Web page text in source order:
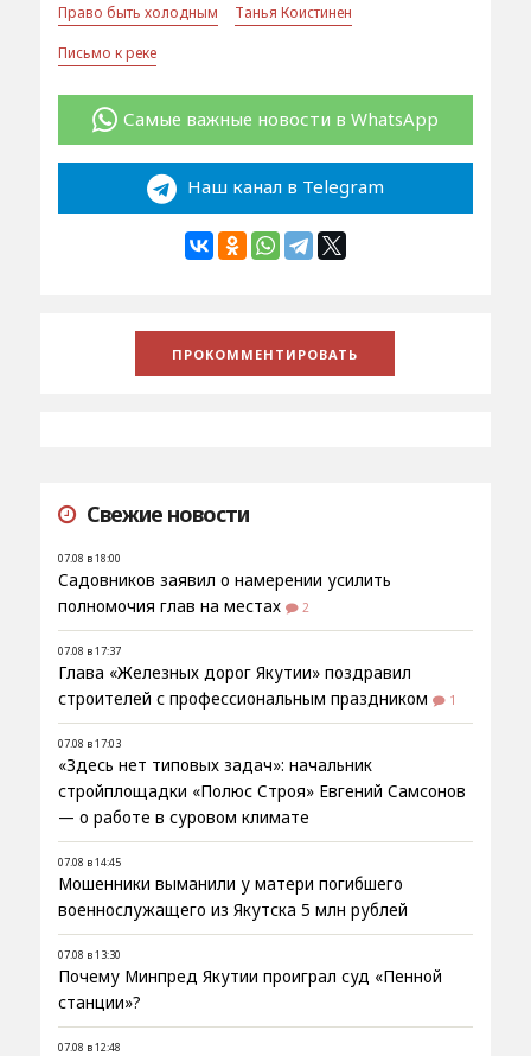
Право быть холодным
Танья Коистинен
Письмо к реке
Самые важные новости в WhatsApp
Наш канал в Telegram
Свежие новости
07.08 в 18:00
Садовников заявил о намерении усилить
полномочия глав на местах
2
07.08 в 17:37
Глава «Железных дорог Якутии» поздравил
строителей с профессиональным праздником
1
07.08 в 17:03
«Здесь нет типовых задач»: начальник
стройплощадки «Полюс Строя» Евгений Самсонов
— о работе в суровом климате
07.08 в 14:45
Мошенники выманили у матери погибшего
военнослужащего из Якутска 5 млн рублей
07.08 в 13:30
Почему Минпред Якутии проиграл суд «Пенной
станции»?
07.08 в 12:48